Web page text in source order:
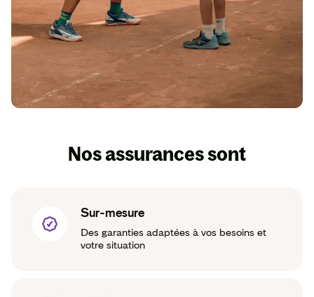
Nos assurances sont
Sur-mesure
Des garanties adaptées à vos besoins et
votre situation